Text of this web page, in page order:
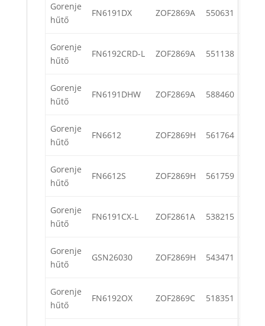
Gorenje
hűtő
FN6191DX ZOF2869A 550631
Gorenje
hűtő
FN6192CRD-L ZOF2869A 551138
Gorenje
hűtő
FN6191DHW ZOF2869A 588460
Gorenje
hűtő
FN6612 ZOF2869H 561764
Gorenje
hűtő
FN6612S ZOF2869H 561759
Gorenje
hűtő
FN6191CX-L ZOF2861A 538215
Gorenje
hűtő
GSN26030 ZOF2869H 543471
Gorenje
hűtő
FN6192OX ZOF2869C 518351